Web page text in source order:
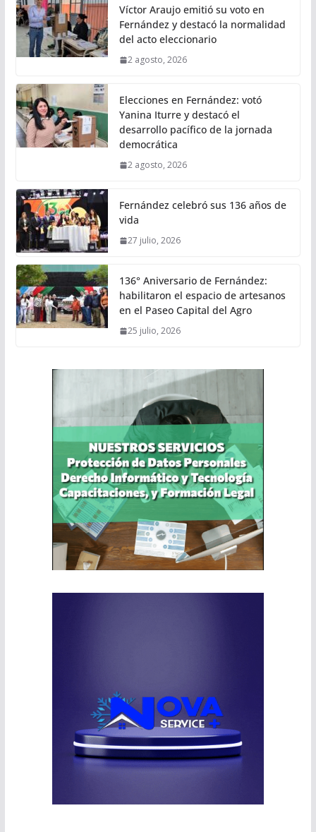
Víctor Araujo emitió su voto en
Fernández y destacó la normalidad
del acto eleccionario
2 agosto, 2026
Elecciones en Fernández: votó
Yanina Iturre y destacó el
desarrollo pacífico de la jornada
democrática
2 agosto, 2026
Fernández celebró sus 136 años de
vida
27 julio, 2026
136° Aniversario de Fernández:
habilitaron el espacio de artesanos
en el Paseo Capital del Agro
25 julio, 2026